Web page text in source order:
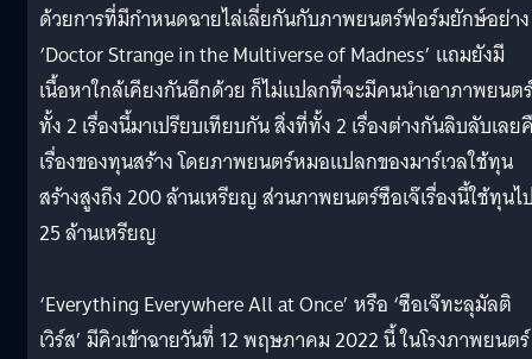
ด้วยการที่มีกำหนดฉายไล่เลี่ยกันกับภาพยนตร์ฟอร์มยักษ์อย่าง
‘Doctor Strange in the Multiverse of Madness’ แถมยังมี
เนื้อหาใกล้เคียงกันอีกด้วย ก็ไม่แปลกที่จะมีคนนำเอาภาพยนตร์
ทั้ง 2 เรื่องนี้มาเปรียบเทียบกัน สิ่งที่ทั้ง 2 เรื่องต่างกันลิบลับเลย
เรื่องของทุนสร้าง โดยภาพยนตร์หมอแปลกของมาร์เวลใช้ทุน
สร้างสูงถึง 200 ล้านเหรียญ ส่วนภาพยนตร์ซือเจ๊เรื่องนี้ใช้ทุนไ
25 ล้านเหรียญ
‘Everything Everywhere All at Once’ หรือ ‘ซือเจ๊ทะลุมัลติ
เวิร์ส’ มีคิวเข้าฉายวันที่ 12 พฤษภาคม 2022 นี้ ในโรงภาพยนตร์